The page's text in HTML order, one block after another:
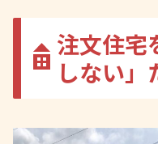
注文住宅
しない」